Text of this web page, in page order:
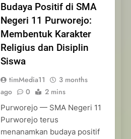
Budaya Positif di SMA
Negeri 11 Purworejo:
Membentuk Karakter
Religius dan Disiplin
Siswa
timMedia11
3 months
ago
0 2 mins
Purworejo — SMA Negeri 11
Purworejo terus
menanamkan budaya positif